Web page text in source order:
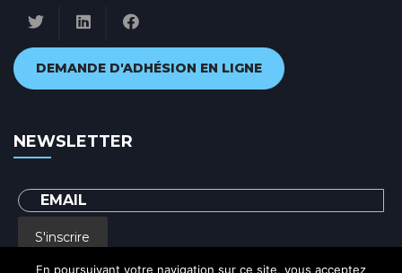
DEMANDE D'ADHÉSION EN LIGNE
NEWSLETTER
S'inscrire
En poursuivant votre navigation sur ce site, vous acceptez